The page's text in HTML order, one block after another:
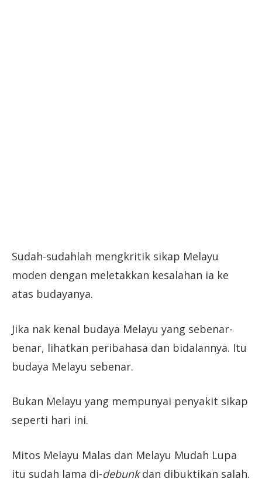
Sudah-sudahlah mengkritik sikap Melayu
moden dengan meletakkan kesalahan ia ke
atas budayanya.
Jika nak kenal budaya Melayu yang sebenar-
benar, lihatkan peribahasa dan bidalannya. Itu
budaya Melayu sebenar.
Bukan Melayu yang mempunyai penyakit sikap
seperti hari ini.
Mitos Melayu Malas dan Melayu Mudah Lupa
itu sudah lama di-debunkdan dibuktikan salah.